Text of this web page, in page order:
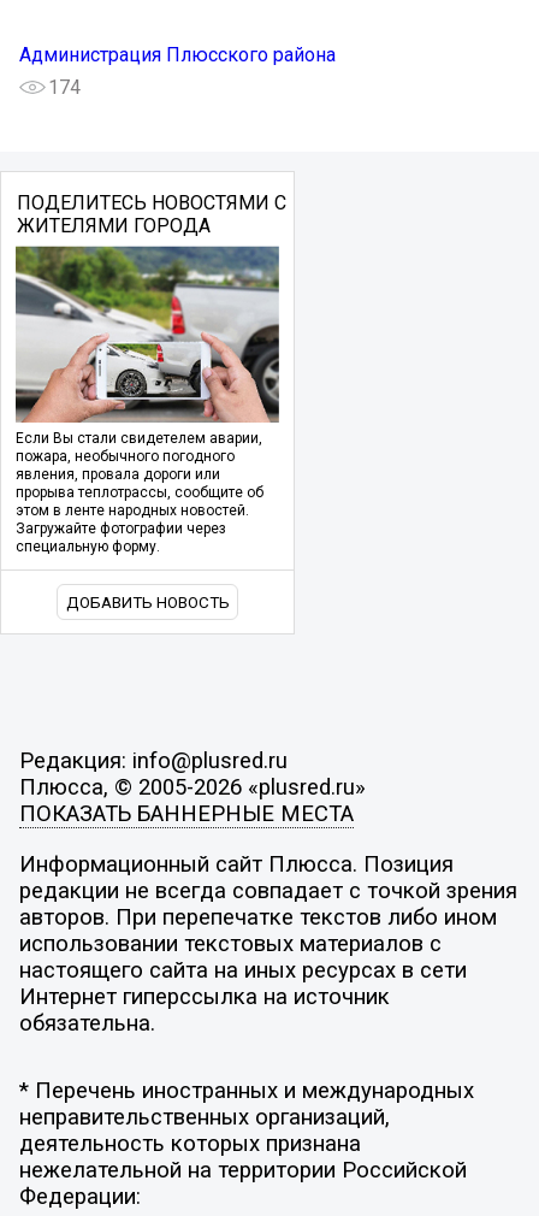
Администрация Плюсского района
174
ПОДЕЛИТЕСЬ НОВОСТЯМИ С
ЖИТЕЛЯМИ ГОРОДА
Если Вы стали свидетелем аварии,
пожара, необычного погодного
явления, провала дороги или
прорыва теплотрассы, сообщите об
этом в ленте народных новостей.
Загружайте фотографии через
специальную форму.
ДОБАВИТЬ НОВОСТЬ
Редакция: info@plusred.ru
Плюсса, © 2005-2026 «plusred.ru»
ПОКАЗАТЬ БАННЕРНЫЕ МЕСТА
Информационный сайт Плюсса. Позиция
редакции не всегда совпадает с точкой зрения
авторов. При перепечатке текстов либо ином
использовании текстовых материалов с
настоящего сайта на иных ресурсах в сети
Интернет гиперссылка на источник
обязательна.
* Перечень иностранных и международных
неправительственных организаций,
деятельность которых признана
нежелательной на территории Российской
Федерации: